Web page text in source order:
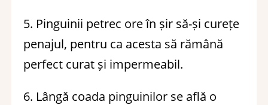
5. Pinguinii petrec ore în șir să-și curețe
penajul, pentru ca acesta să rămână
perfect curat și impermeabil.
6. Lângă coada pinguinilor se află o